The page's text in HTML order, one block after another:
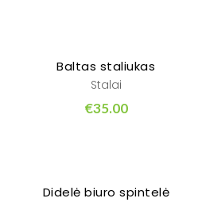
Baltas staliukas
Stalai
€35.00
Didelė biuro spintelė